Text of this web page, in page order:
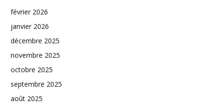
février 2026
janvier 2026
décembre 2025
novembre 2025
octobre 2025
septembre 2025
août 2025